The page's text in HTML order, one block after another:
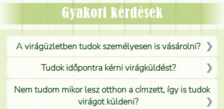
Mónika
Gyakori kérdések
A virágüzletben tudok személyesen is vásárolni?
Tudok időpontra kérni virágküldést?
Nem tudom mikor lesz otthon a címzett, így is tudok
virágot küldeni?